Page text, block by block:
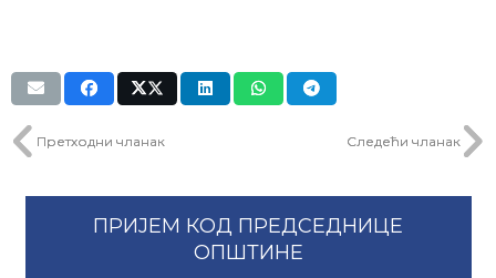
Претходни чланак Следећи чланак
ПРИЈЕМ КОД ПРЕДСЕДНИЦЕ
ОПШТИНЕ